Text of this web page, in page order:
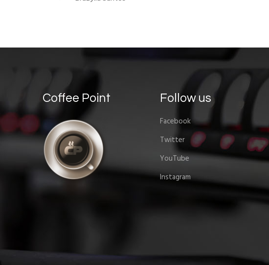
Coffee Point Follow us
Facebook
Twitter
YouTube
Instagram